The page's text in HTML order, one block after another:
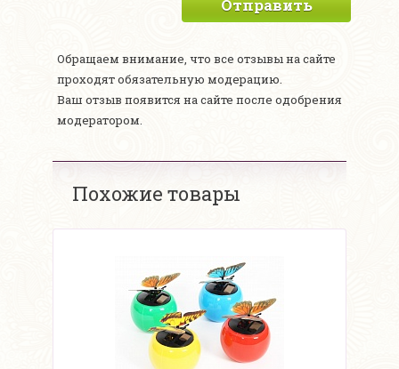
Отправить
Обращаем внимание, что все отзывы на сайте
проходят обязательную модерацию.
Ваш отзыв появится на сайте после одобрения
модератором.
Похожие товары